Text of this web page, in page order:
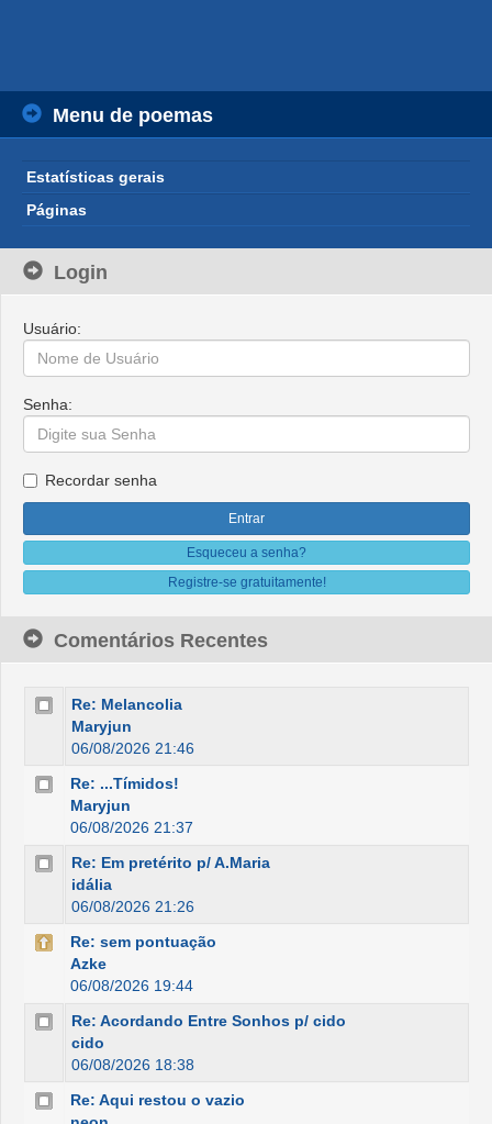
Menu de poemas
Estatísticas gerais
Páginas
Login
Usuário:
Senha:
Recordar senha
Esqueceu a senha?
Registre-se gratuitamente!
Comentários Recentes
Re: Melancolia
Maryjun
06/08/2026 21:46
Re: ...Tímidos!
Maryjun
06/08/2026 21:37
Re: Em pretérito p/ A.Maria
idália
06/08/2026 21:26
Re: sem pontuação
Azke
06/08/2026 19:44
Re: Acordando Entre Sonhos p/ cido
cido
06/08/2026 18:38
Re: Aqui restou o vazio